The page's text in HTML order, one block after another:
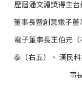
歷屆潘文淵獎得主
董事長暨創意電子
電子董事長王伯元
泰（右五）、 漢民
事